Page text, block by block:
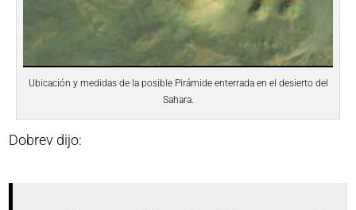
Ubicación y medidas de la posible Pirámide enterrada en el desierto del
Sahara.
Dobrev dijo: